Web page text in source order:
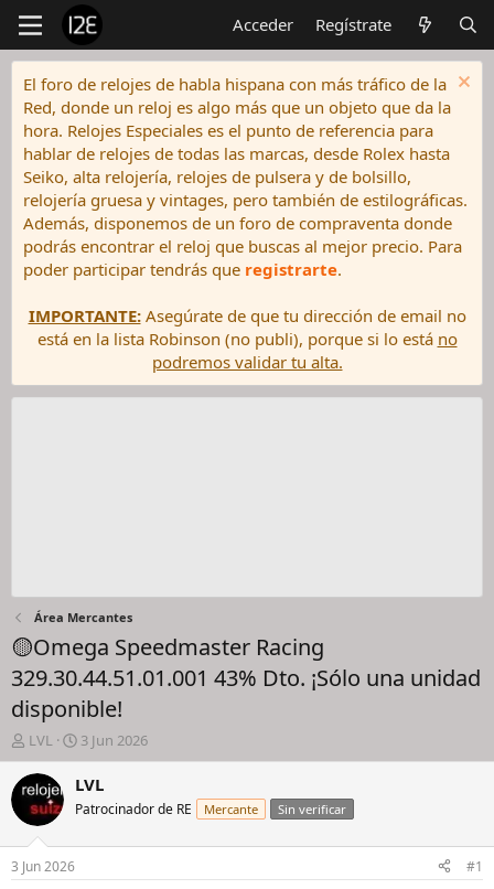
Acceder Regístrate
El foro de relojes de habla hispana con más tráfico de la
Red, donde un reloj es algo más que un objeto que da la
hora. Relojes Especiales es el punto de referencia para
hablar de relojes de todas las marcas, desde Rolex hasta
Seiko, alta relojería, relojes de pulsera y de bolsillo,
relojería gruesa y vintages, pero también de estilográficas.
Además, disponemos de un foro de compraventa donde
podrás encontrar el reloj que buscas al mejor precio. Para
poder participar tendrás que registrarte.
IMPORTANTE:Asegúrate de que tu dirección de email no
está en la lista Robinson (no publi), porque si lo está no
podremos validar tu alta.
Área Mercantes
🟡Omega Speedmaster Racing
329.30.44.51.01.001 43% Dto. ¡Sólo una unidad
disponible!
I
n
i
c
i
a
o
LVL
F
e
c
a
i
3 Jun 2026
LVL
Patrocinador de RE Mercante Sin verificar
3 Jun 2026 #1